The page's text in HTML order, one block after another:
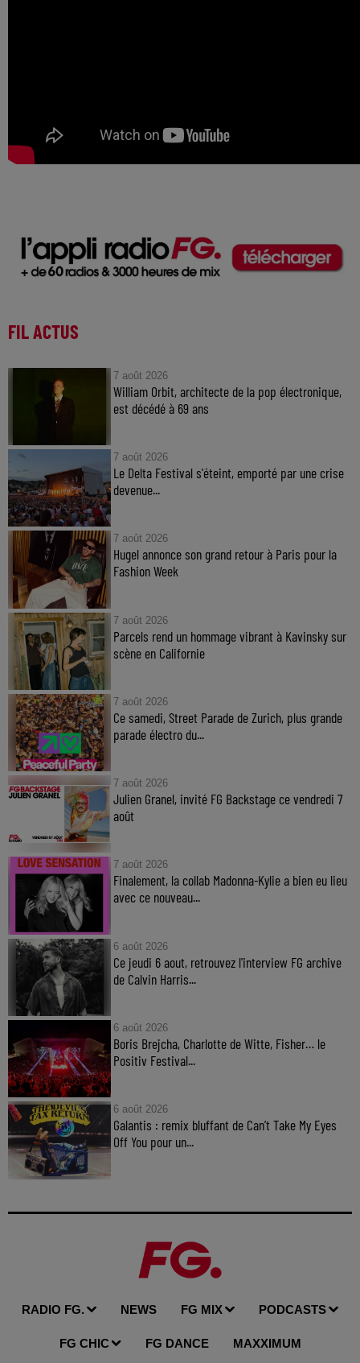
FIL ACTUS
7 août 2026
William Orbit, architecte de la pop électronique,
est décédé à 69 ans
7 août 2026
Le Delta Festival s'éteint, emporté par une crise
devenue...
7 août 2026
Hugel annonce son grand retour à Paris pour la
Fashion Week
7 août 2026
Parcels rend un hommage vibrant à Kavinsky sur
scène en Californie
7 août 2026
Ce samedi, Street Parade de Zurich, plus grande
parade électro du...
7 août 2026
Julien Granel, invité FG Backstage ce vendredi 7
août
7 août 2026
Finalement, la collab Madonna-Kylie a bien eu lieu
avec ce nouveau...
6 août 2026
Ce jeudi 6 aout, retrouvez l'interview FG archive
de Calvin Harris...
6 août 2026
Boris Brejcha, Charlotte de Witte, Fisher… le
Positiv Festival...
6 août 2026
Galantis : remix bluffant de Can’t Take My Eyes
Off You pour un...
RADIO FG. NEWS FG MIX PODCASTS
FG CHIC FG DANCE MAXXIMUM